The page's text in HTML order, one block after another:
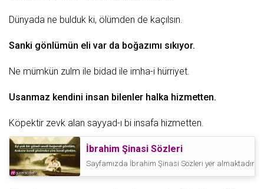
Dünyada ne bulduk ki, ölümden de kaçılsın.
Sanki gönlümün eli var da boğazımı sıkıyor.
Ne mümkün zulm ile bidad ile imha-i hürriyet.
Usanmaz kendini insan bilenler halka hizmetten.
Köpektir zevk alan sayyad-ı bi insafa hizmetten.
İbrahim Şinasi Sözleri
Sayfamızda İbrahim Şinasi Sözleri yer almaktadır.